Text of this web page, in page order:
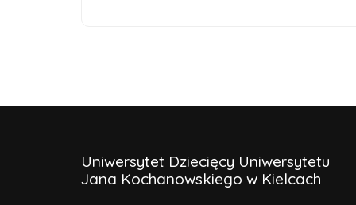
Uniwersytet Dziecięcy Uniwersytetu
Jana Kochanowskiego w Kielcach